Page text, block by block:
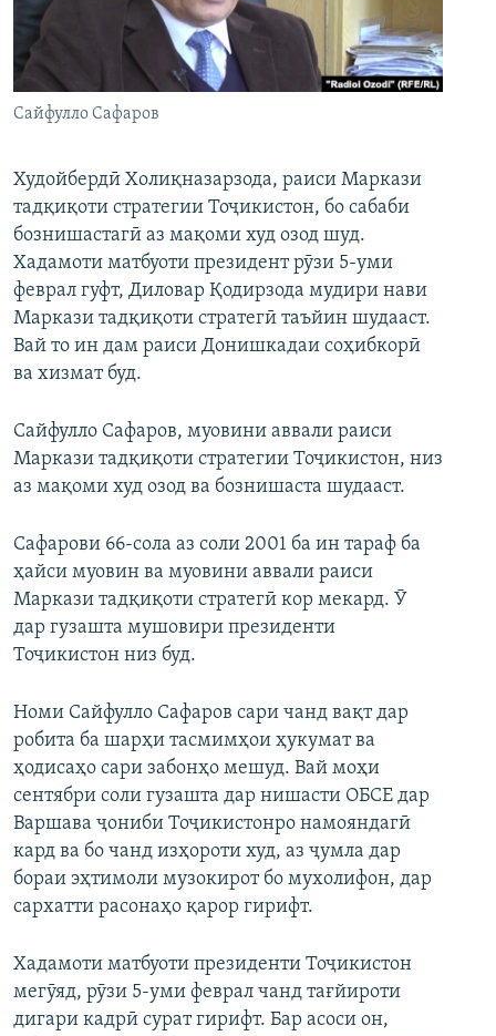
ГУЗОРИШҲОИ РАДИОӢ
Русский
Ҳамаи сомонаҳои RFE/RL
Сайфулло Сафаров
Худойбердӣ Холиқназарзода, раиси Маркази
тадқиқоти стратегии Тоҷикистон, бо сабаби
бознишастагӣ аз мақоми худ озод шуд.
Хадамоти матбуоти президент рӯзи 5-уми
феврал гуфт, Диловар Қодирзода мудири нави
Маркази тадқиқоти стратегӣ таъйин шудааст.
Вай то ин дам раиси Донишкадаи соҳибкорӣ
ва хизмат буд.
Сайфулло Сафаров, муовини аввали раиси
Маркази тадқиқоти стратегии Тоҷикистон, низ
аз мақоми худ озод ва бознишаста шудааст.
Сафарови 66-сола аз соли 2001 ба ин тараф ба
ҳайси муовин ва муовини аввали раиси
Маркази тадқиқоти стратегӣ кор мекард. Ӯ
дар гузашта мушовири президенти
Тоҷикистон низ буд.
Номи Сайфулло Сафаров сари чанд вақт дар
робита ба шарҳи тасмимҳои ҳукумат ва
ҳодисаҳо сари забонҳо мешуд. Вай моҳи
сентябри соли гузашта дар нишасти ОБСЕ дар
Варшава ҷониби Тоҷикистонро намояндагӣ
кард ва бо чанд изҳороти худ, аз ҷумла дар
бораи эҳтимоли музокирот бо мухолифон, дар
сархатти расонаҳо қарор гирифт.
Хадамоти матбуоти президенти Тоҷикистон
мегӯяд, рӯзи 5-уми феврал чанд тағйироти
дигари кадрӣ сурат гирифт. Бар асоси он,